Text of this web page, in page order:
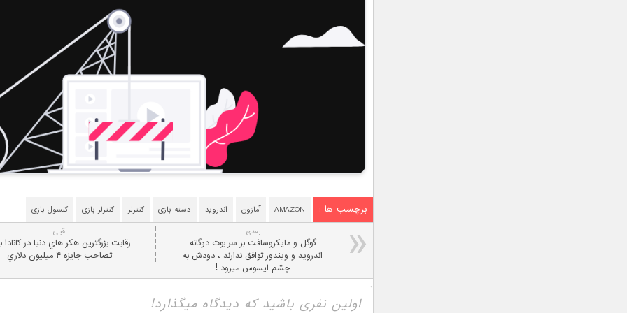
برچسب ها : AMAZON آمازون اندروید دسته بازی کنترلر کنترلر بازی کنسول بازی
قبلی
رقابت بزرگترين هکر هاي دنيا در کانادا
تصاحب جايزه ۴ ميليون دلاري
بعدی:
گوگل و مایکروسافت بر سر بوت دوگانه
اندرويد و ويندوز توافق ندارند ، دودش به
چشم ايسوس ميرود !